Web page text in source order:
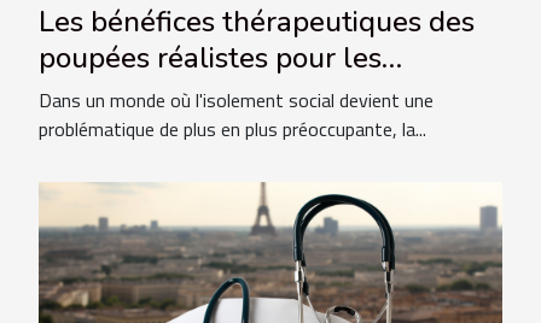
Les bénéfices thérapeutiques des
poupées réalistes pour les
personnes isolées
Dans un monde où l'isolement social devient une
problématique de plus en plus préoccupante, la...